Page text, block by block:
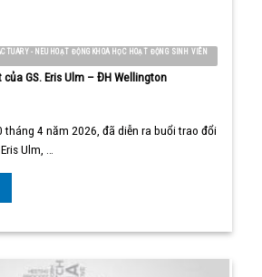
- NEU HOẠT ĐỘNG KHOA HỌC HOẠT ĐỘNG SINH VIÊN
GS. Eris Ulm – ĐH Wellington
tháng 4 năm 2026, đã diễn ra buổi trao đổi
Ulm, …